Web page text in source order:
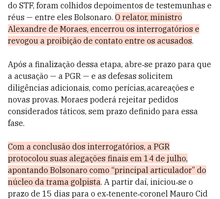
do STF, foram colhidos depoimentos de testemunhas e
réus — entre eles Bolsonaro. O relator, ministro
Alexandre de Moraes, encerrou os interrogatórios e
revogou a proibição de contato entre os acusados.
Após a finalização dessa etapa, abre‑se prazo para que
a acusação — a PGR — e as defesas solicitem
diligências adicionais, como perícias, acareações e
novas provas. Moraes poderá rejeitar pedidos
considerados táticos, sem prazo definido para essa
fase.
Com a conclusão dos interrogatórios, a PGR
protocolou suas alegações finais em 14 de julho,
apontando Bolsonaro como “principal articulador” do
núcleo da trama golpista. A partir daí, iniciou‑se o
prazo de 15 dias para o ex‑tenente‑coronel Mauro Cid